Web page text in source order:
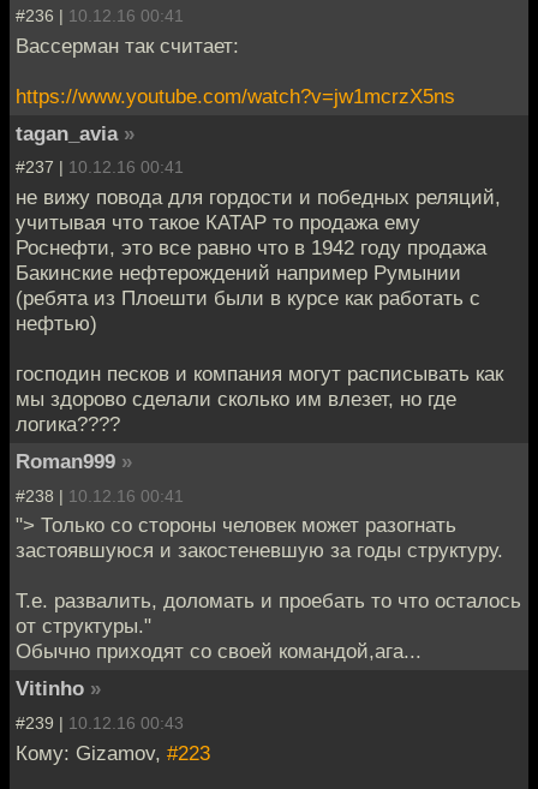
#236 | 10.12.16 00:41
Вассерман так считает:
https://www.youtube.com/watch?v=jw1mcrzX5ns
tagan_avia »
#237 | 10.12.16 00:41
не вижу повода для гордости и победных реляций,
учитывая что такое КАТАР то продажа ему
Роснефти, это все равно что в 1942 году продажа
Бакинские нефтерождений например Румынии
(ребята из Плоешти были в курсе как работать с
нефтью)
господин песков и компания могут расписывать как
мы здорово сделали сколько им влезет, но где
логика????
Roman999 »
#238 | 10.12.16 00:41
"> Только со стороны человек может разогнать
застоявшуюся и закостеневшую за годы структуру.
Т.е. развалить, доломать и проебать то что осталось
от структуры."
Обычно приходят со своей командой,ага...
Vitinho »
#239 | 10.12.16 00:43
Кому: Gizamov, #223